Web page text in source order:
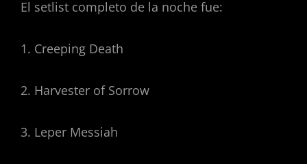
El setlist completo de la noche fue:
1. Creeping Death
2. Harvester of Sorrow
3. Leper Messiah